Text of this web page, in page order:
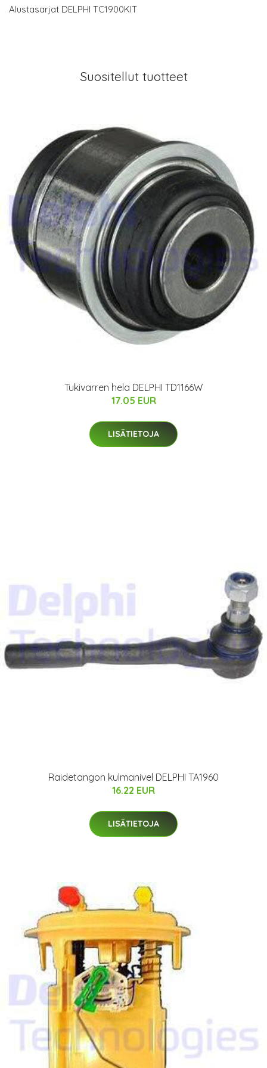
Alustasarjat DELPHI TC1900KIT
Suositellut tuotteet
Tukivarren hela DELPHI TD1166W
17.05 EUR
LISÄTIETOJA
Raidetangon kulmanivel DELPHI TA1960
16.22 EUR
LISÄTIETOJA